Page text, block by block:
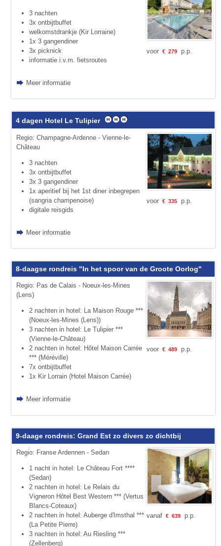
3 nachten
3x ontbijtbuffet
welkomstdrankje (Kir Lorraine)
1x 3 gangendiner
3x picknick
informatie i.v.m. fietsroutes
Meer informatie
voor € 279p.p.
4 dagen Hotel Le Tulipier
Regio: Champagne-Ardenne - Vienne-le-
Château
3 nachten
3x ontbijtbuffet
3x 3 gangendiner
1x aperitief bij het 1st diner inbegrepen
(sangria champenoise)
digitale reisgids
Meer informatie
voor € 335p.p.
8-daagse rondreis "In het spoor van de Groote Oorlog"
Regio: Pas de Calais - Noeux-les-Mines
(Lens)
2 nachten in hotel: La Maison Rouge ***
(Noeux-les-Mines (Lens))
3 nachten in hotel: Le Tulipier ***
(Vienne-le-Château)
2 nachten in hotel: Hôtel Maison Carrée
*** (Méréville)
7x ontbijtbuffet
1x Kir Lorrain (Hotel Maison Carrée)
Meer informatie
voor € 489p.p.
9-daage rondreis: Grand Est zo divers zo dichtbij
Regio: Franse Ardennen - Sedan
1 nacht in hotel: Le Château Fort ****
(Sedan)
2 nachten in hotel: Le Relais du
Vigneron Hôtel Best Western *** (Vertus
Blancs-Coteaux)
2 nachten in hotel: Auberge d'Imsthal ***
(La Petite Pierre)
3 nachten in hotel: Au Riesling ***
(Zellenberg)
vanaf € 639p.p.